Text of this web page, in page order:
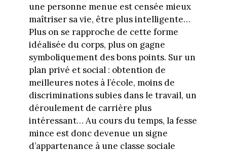
une personne menue est censée mieux
maîtriser sa vie, être plus intelligente…
Plus on se rapproche de cette forme
idéalisée du corps, plus on gagne
symboliquement des bons points. Sur un
plan privé et social : obtention de
meilleures notes à l’école, moins de
discriminations subies dans le travail, un
déroulement de carrière plus
intéressant… Au cours du temps, la fesse
mince est donc devenue un signe
d’appartenance à une classe sociale